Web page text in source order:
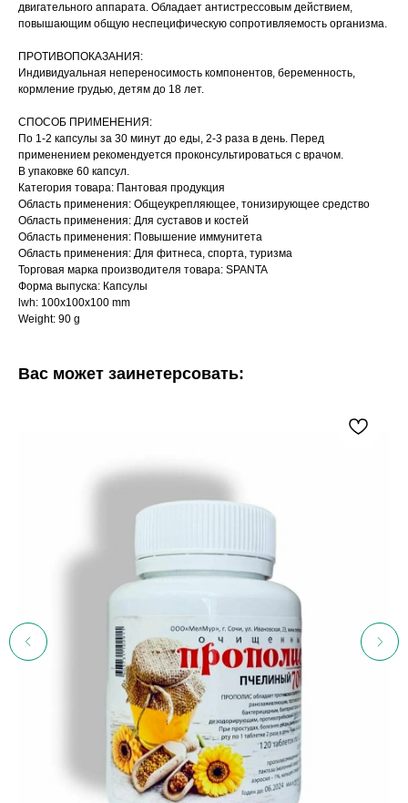
двигательного аппарата. Обладает антистрессовым действием,
повышающим общую неспецифическую сопротивляемость организма.
ПРОТИВОПОКАЗАНИЯ:
Индивидуальная непереносимость компонентов, беременность,
кормление грудью, детям до 18 лет.
СПОСОБ ПРИМЕНЕНИЯ:
По 1-2 капсулы за 30 минут до еды, 2-3 раза в день. Перед
применением рекомендуется проконсультироваться с врачом.
В упаковке 60 капсул.
Категория товара: Пантовая продукция
Область применения: Общеукрепляющее, тонизирующее средство
Область применения: Для суставов и костей
Область применения: Повышение иммунитета
Область применения: Для фитнеса, спорта, туризма
Торговая марка производителя товара: SPANTA
Форма выпуска: Капсулы
lwh: 100x100x100 mm
Weight: 90 g
Вас может заинетерсовать: